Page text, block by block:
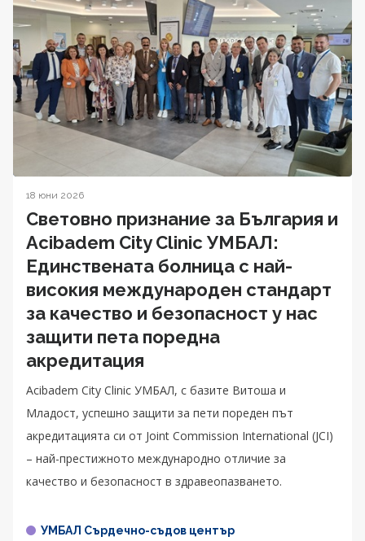
18 юни 2026
Световно признание за България и
Acibadem City Clinic УМБАЛ:
Единствената болница с най-
високия международен стандарт
за качество и безопасност у нас
защити пета поредна
акредитация
Acibadem City Clinic УМБАЛ, с базите Витоша и
Младост, успешно защити за пети пореден път
акредитацията си от Joint Commission International (JCI)
– най-престижното международно отличие за
качество и безопасност в здравеопазването.
УМБАЛ Сърдечно-съдов център